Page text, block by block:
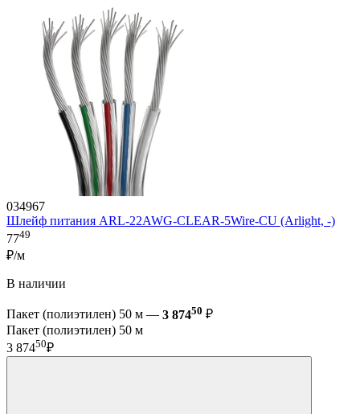
034967
Шлейф питания ARL-22AWG-CLEAR-5Wire-CU (Arlight, -)
7749
₽/м
В наличии
Пакет (полиэтилен) 50 м — 3 87450 ₽
Пакет (полиэтилен) 50 м
3 87450₽